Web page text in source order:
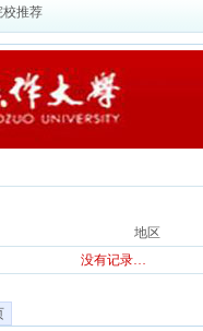
校推荐
地区
没有记录…